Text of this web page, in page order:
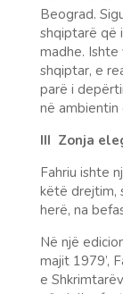
Beograd.
shqiptarë që
madhe. Ishte
shqiptar, e
parë i
në ambientin
III Zonja
Fahriu ishte
këtë drejtim,
herë, na
Në një
majit 1979’,
e